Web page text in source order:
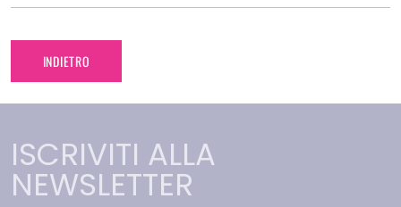
INDIETRO
ISCRIVITI ALLA
NEWSLETTER